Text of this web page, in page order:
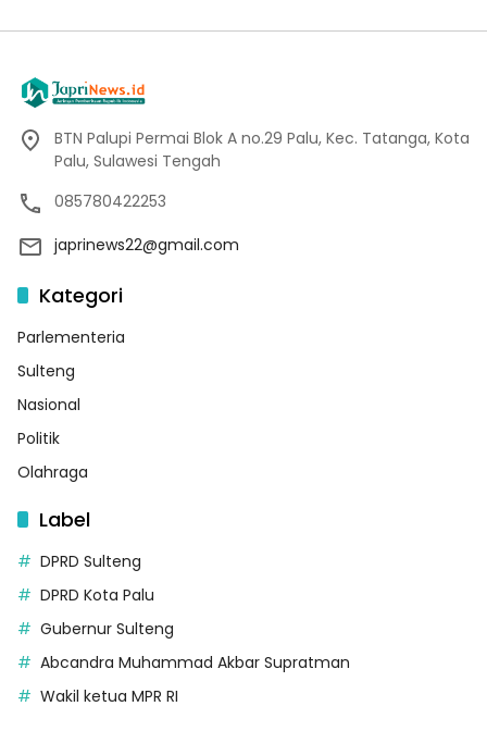
BTN Palupi Permai Blok A no.29 Palu, Kec. Tatanga, Kota
Palu, Sulawesi Tengah
085780422253
japrinews22@gmail.com
Kategori
Parlementeria
Sulteng
Nasional
Politik
Olahraga
Label
DPRD Sulteng
DPRD Kota Palu
Gubernur Sulteng
Abcandra Muhammad Akbar Supratman
Wakil ketua MPR RI